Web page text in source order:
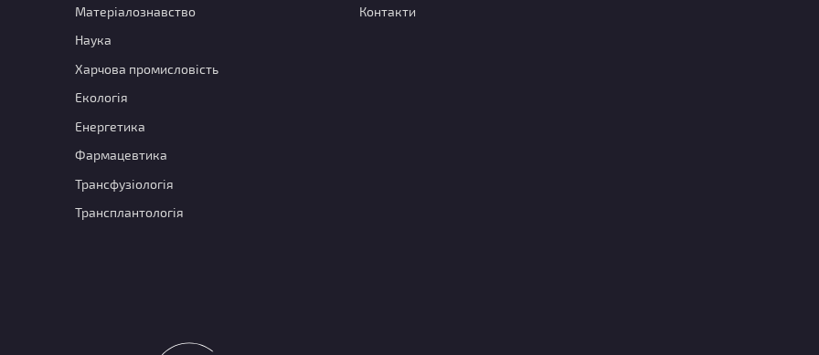
Матеріалознавство
Наука
Харчова промисловість
Екологія
Енергетика
Фармацевтика
Трансфузіологія
Трансплантологія
Контакти